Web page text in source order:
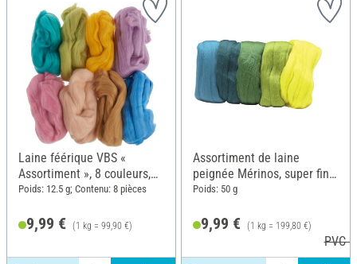
Laine féérique VBS «
Assortiment », 8 couleurs,
Basic
Poids: 12.5 g; Contenu: 8 pièces
9,99 € (1 kg = 99,90 €)
Assortiment de laine
peignée Mérinos, super fine,
50 g, Tons verts
Poids: 50 g
9,99 € (1 kg = 199,80 €)
PVC